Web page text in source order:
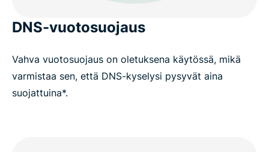
DNS-vuotosuojaus
Vahva vuotosuojaus on oletuksena käytössä, mikä
varmistaa sen, että DNS-kyselysi pysyvät aina
suojattuina*.